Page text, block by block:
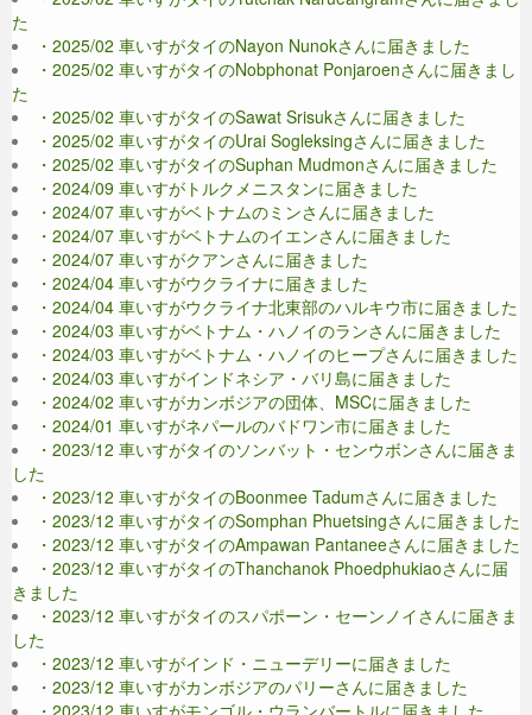
た
・2025/02 車いすがタイのNayon Nunokさんに届きました
・2025/02 車いすがタイのNobphonat Ponjaroenさんに届きまし
た
・2025/02 車いすがタイのSawat Srisukさんに届きました
・2025/02 車いすがタイのUrai Sogleksingさんに届きました
・2025/02 車いすがタイのSuphan Mudmonさんに届きました
・2024/09 車いすがトルクメニスタンに届きました
・2024/07 車いすがベトナムのミンさんに届きました
・2024/07 車いすがベトナムのイエンさんに届きました
・2024/07 車いすがクアンさんに届きました
・2024/04 車いすがウクライナに届きました
・2024/04 車いすがウクライナ北東部のハルキウ市に届きました
・2024/03 車いすがベトナム・ハノイのランさんに届きました
・2024/03 車いすがベトナム・ハノイのヒープさんに届きました
・2024/03 車いすがインドネシア・バリ島に届きました
・2024/02 車いすがカンボジアの団体、MSCに届きました
・2024/01 車いすがネパールのバドワン市に届きました
・2023/12 車いすがタイのソンバット・センウボンさんに届きま
した
・2023/12 車いすがタイのBoonmee Tadumさんに届きました
・2023/12 車いすがタイのSomphan Phuetsingさんに届きました
・2023/12 車いすがタイのAmpawan Pantaneeさんに届きました
・2023/12 車いすがタイのThanchanok Phoedphukiaoさんに届
きました
・2023/12 車いすがタイのスパポーン・セーンノイさんに届きま
した
・2023/12 車いすがインド・ニューデリーに届きました
・2023/12 車いすがカンボジアのパリーさんに届きました
・2023/12 車いすがモンゴル・ウランバートルに届きました